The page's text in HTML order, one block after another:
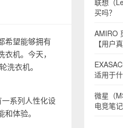
希望能够拥有
机。今天，
衣机。
系列人性化设
体验。
联想（
买吗？
AMIRO
【用户
适用于
微星（
电竞笔